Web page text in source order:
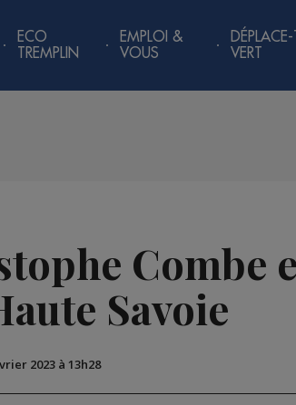
ECO
TREMPLIN
EMPLOI &
VOUS
DÉPLACE-
VERT
Combe
Savoie
2023 à 13h28